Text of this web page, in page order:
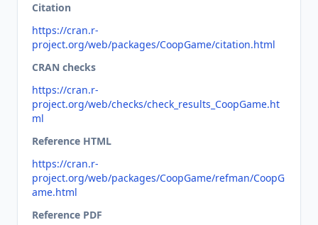
Citation
https://cran.r-
project.org/web/packages/CoopGame/citation.html
CRAN checks
https://cran.r-
project.org/web/checks/check_results_CoopGame.ht
ml
Reference HTML
https://cran.r-
project.org/web/packages/CoopGame/refman/CoopG
ame.html
Reference PDF